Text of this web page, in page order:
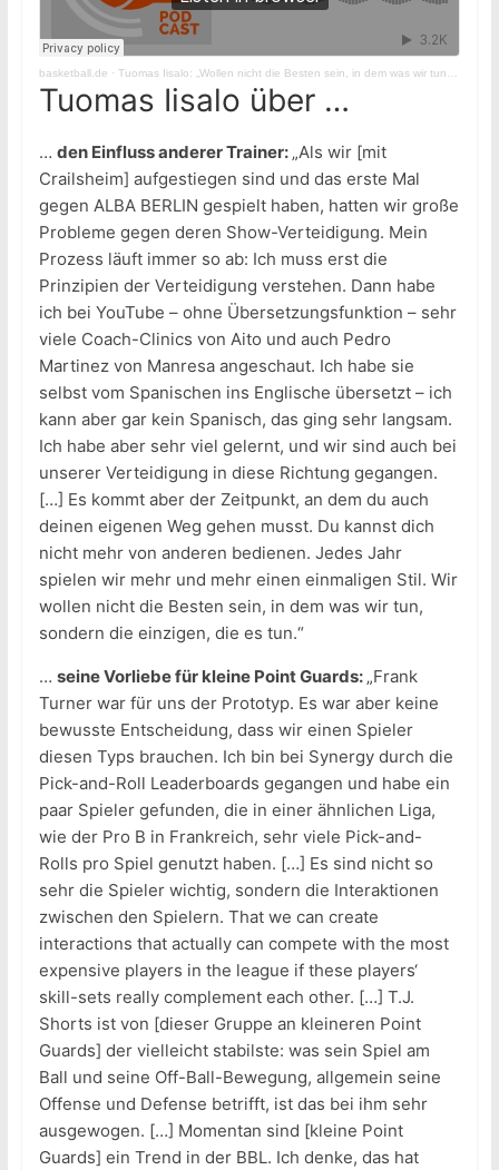
basketball.de · Tuomas Iisalo: „Wollen nicht die Besten sein, in dem was wir tun, sondern die einzigen, die es tun“
Tuomas Iisalo über …
… den Einfluss anderer Trainer: „Als wir [mit
Crailsheim] aufgestiegen sind und das erste Mal
gegen ALBA BERLIN gespielt haben, hatten wir große
Probleme gegen deren Show-Verteidigung. Mein
Prozess läuft immer so ab: Ich muss erst die
Prinzipien der Verteidigung verstehen. Dann habe
ich bei YouTube – ohne Übersetzungsfunktion – sehr
viele Coach-Clinics von Aito und auch Pedro
Martinez von Manresa angeschaut. Ich habe sie
selbst vom Spanischen ins Englische übersetzt – ich
kann aber gar kein Spanisch, das ging sehr langsam.
Ich habe aber sehr viel gelernt, und wir sind auch bei
unserer Verteidigung in diese Richtung gegangen.
[…] Es kommt aber der Zeitpunkt, an dem du auch
deinen eigenen Weg gehen musst. Du kannst dich
nicht mehr von anderen bedienen. Jedes Jahr
spielen wir mehr und mehr einen einmaligen Stil. Wir
wollen nicht die Besten sein, in dem was wir tun,
sondern die einzigen, die es tun.“
… seine Vorliebe für kleine Point Guards: „Frank
Turner war für uns der Prototyp. Es war aber keine
bewusste Entscheidung, dass wir einen Spieler
diesen Typs brauchen. Ich bin bei Synergy durch die
Pick-and-Roll Leaderboards gegangen und habe ein
paar Spieler gefunden, die in einer ähnlichen Liga,
wie der Pro B in Frankreich, sehr viele Pick-and-
Rolls pro Spiel genutzt haben. […] Es sind nicht so
sehr die Spieler wichtig, sondern die Interaktionen
zwischen den Spielern. That we can create
interactions that actually can compete with the most
expensive players in the league if these players‘
skill-sets really complement each other. […] T.J.
Shorts ist von [dieser Gruppe an kleineren Point
Guards] der vielleicht stabilste: was sein Spiel am
Ball und seine Off-Ball-Bewegung, allgemein seine
Offense und Defense betrifft, ist das bei ihm sehr
ausgewogen. […] Momentan sind [kleine Point
Guards] ein Trend in der BBL. Ich denke, das hat